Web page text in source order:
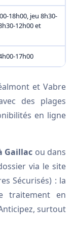
18h00, jeu 8h30-
12h00 et
17h00
et Vabre
des plages
en ligne
Gaillac ou dans
via le site
Sécurisés) : la
traitement en
surtout